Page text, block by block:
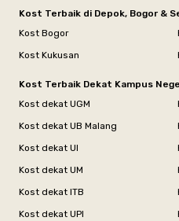
Kost Terbaik di Depok, Bogor &
Kost Bogor
Kost Kukusan
Kost Terbaik Dekat Kampus
Kost dekat UGM
Kost dekat UB Malang
Kost dekat UI
Kost dekat UM
Kost dekat ITB
Kost dekat UPI